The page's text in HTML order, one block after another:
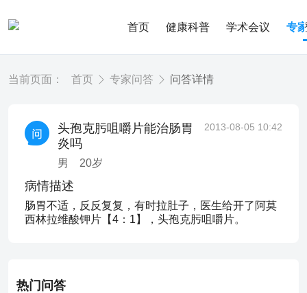
首页 健康科普 学术会议 专
当前页面： 首页 专家问答 问答详情
头孢克肟咀嚼片能治肠胃
炎吗
男 20岁
2013-08-05 10:42
病情描述
肠胃不适，反反复复，有时拉肚子，医生给开了阿莫
西林拉维酸钾片【4：1】，头孢克肟咀嚼片。
热门问答